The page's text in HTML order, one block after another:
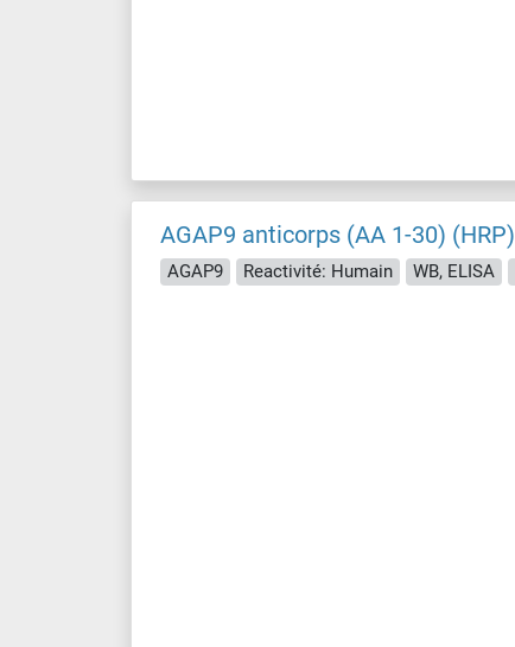
AGAP9 anticorps (AA 1-30) (HRP)
AGAP9 Reactivité: Humain WB, ELISA